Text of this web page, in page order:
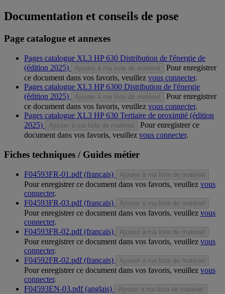
Documentation et conseils de pose
Page catalogue et annexes
Pages catalogue XL3 HP 630 Distribution de l'énergie de
(édition 2025)
Ajouter à ma liste de matériel
Pour enregistrer
ce document dans vos favoris, veuillez vous connecter.
Pages catalogue XL3 HP 6300 Distribution de l'énergie
(édition 2025)
Ajouter à ma liste de matériel
Pour enregistrer
ce document dans vos favoris, veuillez vous connecter.
Pages catalogue XL3 HP 630 Tertiaire de proximité (édition
2025)
Ajouter à ma liste de matériel
Pour enregistrer ce
document dans vos favoris, veuillez vous connecter.
Fiches techniques / Guides métier
F04593FR-01.pdf (français) Ajouter à ma liste de matériel
Pour enregistrer ce document dans vos favoris, veuillez vous
connecter.
F04593FR-03.pdf (français)
Ajouter à ma liste de matériel
Pour enregistrer ce document dans vos favoris, veuillez vous
connecter.
F04593FR-02.pdf (français)
Ajouter à ma liste de matériel
Pour enregistrer ce document dans vos favoris, veuillez vous
connecter.
F04592FR-02.pdf (français)
Ajouter à ma liste de matériel
Pour enregistrer ce document dans vos favoris, veuillez vous
connecter.
F04593EN-03.pdf (anglais)
Ajouter à ma liste de matériel